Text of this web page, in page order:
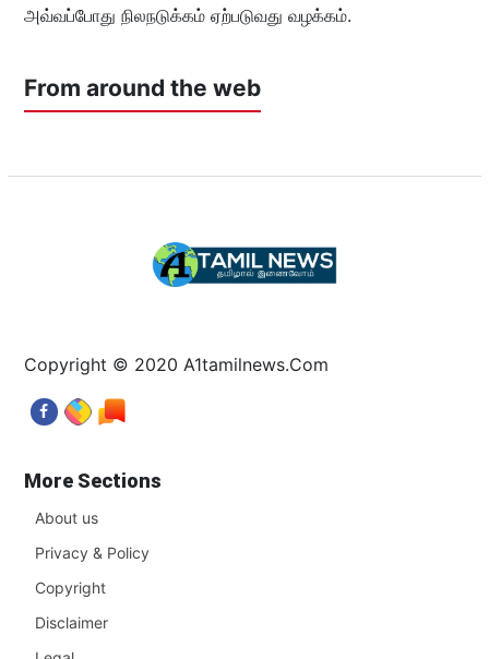
அவ்வப்போது நிலநடுக்கம் ஏற்படுவது வழக்கம்.
From around the web
Copyright © 2020 A1tamilnews.Com
More Sections
About us
Privacy & Policy
Copyright
Disclaimer